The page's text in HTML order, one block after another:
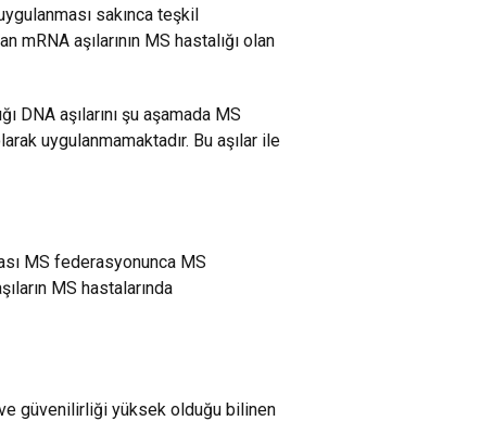
sakınca teşkil
aşılarının MS hastalığı olan
DNA aşılarını şu aşamada MS
uygulanmamaktadır. Bu aşılar ile
MS federasyonunca MS
MS hastalarında
güvenilirliği yüksek olduğu bilinen